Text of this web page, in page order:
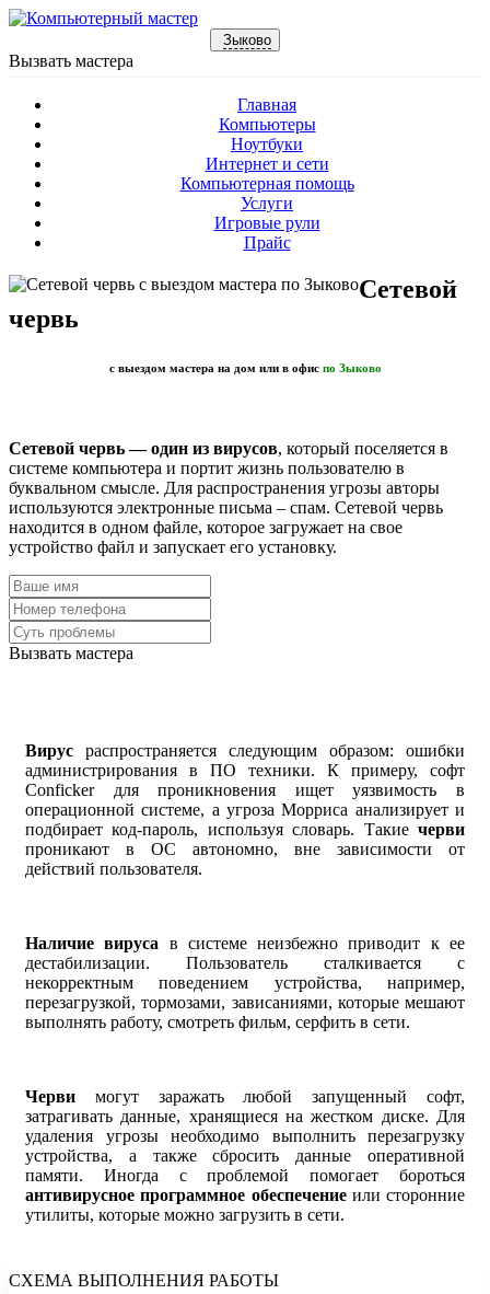
Зыково
Вызвать мастера
Главная
Компьютеры
Ноутбуки
Интернет и сети
Компьютерная помощь
Услуги
Игровые рули
Прайс
Сетевой
червь
с выездом мастера на дом или в офис по Зыково
Сетевой червь — один из вирусов, который поселяется в
системе компьютера и портит жизнь пользователю в
буквальном смысле. Для распространения угрозы авторы
используются электронные письма – спам. Сетевой червь
находится в одном файле, которое загружает на свое
устройство файл и запускает его установку.
Вызвать мастера
Вирус распространяется следующим образом: ошибки
администрирования в ПО техники. К примеру, софт
Conficker для проникновения ищет уязвимость в
операционной системе, а угроза Морриса анализирует и
подбирает код-пароль, используя словарь. Такие черви
проникают в ОС автономно, вне зависимости от
действий пользователя.
Наличие вируса в системе неизбежно приводит к ее
дестабилизации. Пользователь сталкивается с
некорректным поведением устройства, например,
перезагрузкой, тормозами, зависаниями, которые мешают
выполнять работу, смотреть фильм, серфить в сети.
Черви могут заражать любой запущенный софт,
затрагивать данные, хранящиеся на жестком диске. Для
удаления угрозы необходимо выполнить перезагрузку
устройства, а также сбросить данные оперативной
памяти. Иногда с проблемой помогает бороться
антивирусное программное обеспечениеили сторонние
утилиты, которые можно загрузить в сети.
СХЕМА ВЫПОЛНЕНИЯ РАБОТЫ